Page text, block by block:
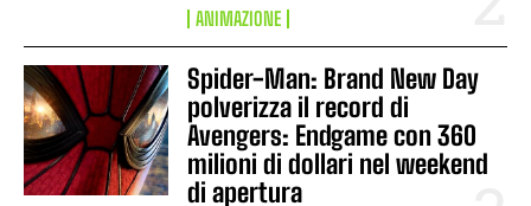
ANIMAZIONE
Spider-Man: Brand New Day
polverizza il record di
Avengers: Endgame con 360
milioni di dollari nel weekend
di apertura